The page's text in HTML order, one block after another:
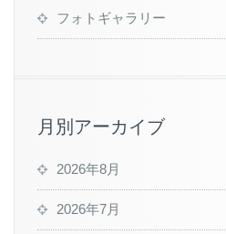
フォトギャラリー
月別アーカイブ
2026年8月
2026年7月